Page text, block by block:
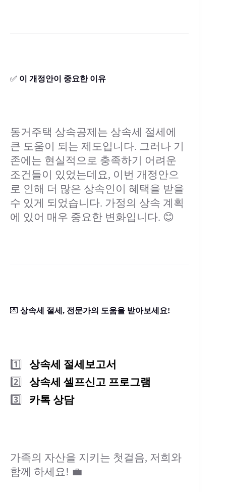
✅ 이 개정안이 중요한 이유
동거주택 상속공제는 상속세 절세에
큰 도움이 되는 제도입니다. 그러나 기
존에는 현실적으로 충족하기 어려운
조건들이 있었는데요, 이번 개정안으
로 인해 더 많은 상속인이 혜택을 받을
수 있게 되었습니다. 가정의 상속 계획
에 있어 매우 중요한 변화입니다. 😊
💌 상속세 절세, 전문가의 도움을 받아보세요!
1️⃣
상속세 절세보고서
2️⃣
상속세 셀프신고 프로그램
3️⃣
카톡 상담
가족의 자산을 지키는 첫걸음, 저희와
함께 하세요! 💼